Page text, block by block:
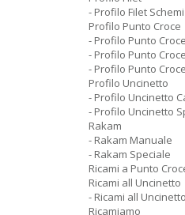
- Profilo Filet Schemi
Profilo Punto Croce
- Profilo Punto
- Profilo Punto
- Profilo Punto
Profilo Uncinetto
- Profilo Uncinetto
- Profilo Uncinetto
Rakam
- Rakam Manuale
- Rakam Speciale
Ricami a Punto
Ricami all Uncinetto
- Ricami all
Ricamiamo